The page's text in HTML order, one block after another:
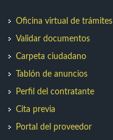
Oficina virtual de trámites
Validar documentos
Carpeta ciudadano
Tablón de anuncios
Perfil del contratante
Cita previa
Portal del proveedor